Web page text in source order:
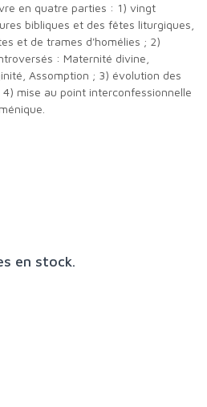
en quatre parties : 1) vingt
bibliques et des fêtes liturgiques,
et de trames d'homélies ; 2)
: Maternité divine,
Assomption ; 3) évolution des
mise au point interconfessionnelle
en stock.